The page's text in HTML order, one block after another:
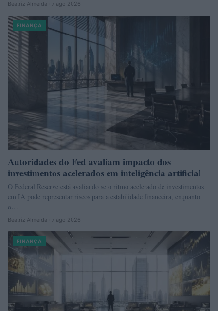
Beatriz Almeida · 7 ago 2026
FINANÇA
Autoridades do Fed avaliam impacto dos
investimentos acelerados em inteligência artificial
O Federal Reserve está avaliando se o ritmo acelerado de investimentos
em IA pode representar riscos para a estabilidade financeira, enquanto
o…
Beatriz Almeida · 7 ago 2026
FINANÇA